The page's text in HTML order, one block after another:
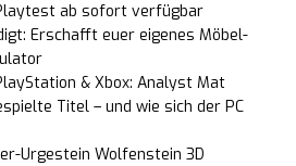
ab sofort verfügbar
Erschafft euer eigenes Möbel-
& Xbox: Analyst Mat
Titel – und wie sich der PC
Urgestein Wolfenstein 3D